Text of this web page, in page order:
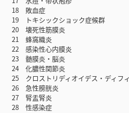
18 敗血症
19 トキシックショック症候群
20 壊死性筋膜炎
21 蜂窩織炎
22 感染性心内膜炎
23 髄膜炎・脳炎
24 化膿性関節炎
25 クロストリディオイデス・ディフ
26 急性膀胱炎
27 腎盂腎炎
28 性感染症